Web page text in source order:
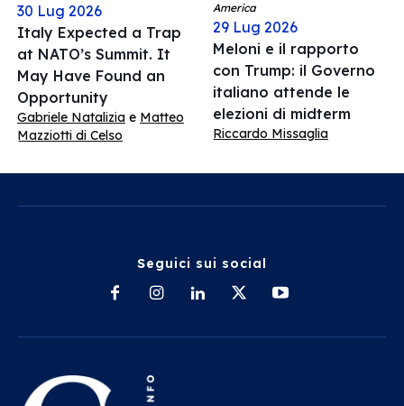
30 Lug 2026
Italy Expected a Trap
at NATO’s Summit. It
May Have Found an
Opportunity
Gabriele Natalizia e Matteo
Mazziotti di Celso
America
29 Lug 2026
Meloni e il rapporto
con Trump: il Governo
italiano attende le
elezioni di midterm
Riccardo Missaglia
Seguici sui social